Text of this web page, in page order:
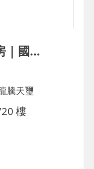
楠梓區｜中樓層大2房｜國道1號｜低總價｜衛浴開窗
騰天璽
樓